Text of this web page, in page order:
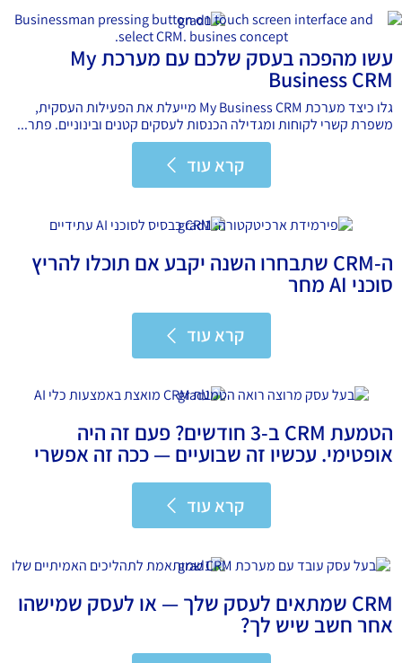
עשו מהפכה בעסק שלכם עם מערכת My
Business CRM
גלו כיצד מערכת My Business CRM מייעלת את הפעילות העסקית,
משפרת קשרי לקוחות ומגדילה הכנסות לעסקים קטנים ובינוניים. פתר...
קרא עוד
ה-CRM שתבחרו השנה יקבע אם תוכלו להריץ
סוכני AI מחר
קרא עוד
הטמעת CRM ב-3 חודשים? פעם זה היה
אופטימי. עכשיו זה שבועיים — ככה זה אפשרי
קרא עוד
CRM שמתאים לעסק שלך — או לעסק שמישהו
אחר חשב שיש לך?